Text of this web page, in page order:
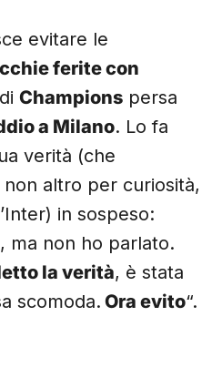
evitare le
ferite con
Champions persa
a Milano. Lo fa
verità (che
altro per curiosità,
in sospeso:
, ma non ho parlato.
la verità, è stata
scomoda. Ora evito“.